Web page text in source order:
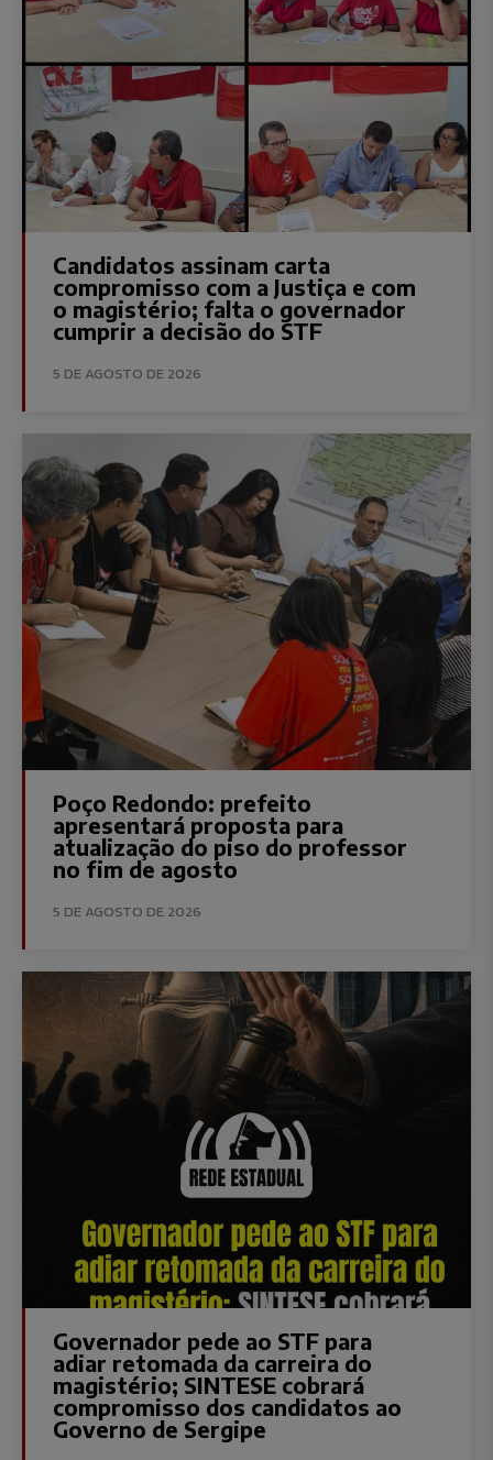
Candidatos assinam carta
compromisso com a Justiça e com
o magistério; falta o governador
cumprir a decisão do STF
5 DE AGOSTO DE 2026
Poço Redondo: prefeito
apresentará proposta para
atualização do piso do professor
no fim de agosto
5 DE AGOSTO DE 2026
Governador pede ao STF para
adiar retomada da carreira do
magistério; SINTESE cobrará
compromisso dos candidatos ao
Governo de Sergipe